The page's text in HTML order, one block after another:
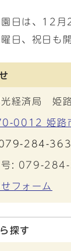
園日は、12
日、祝日も
経済局 姫
0012 姫路
284-
号: 079-
フォーム
探す